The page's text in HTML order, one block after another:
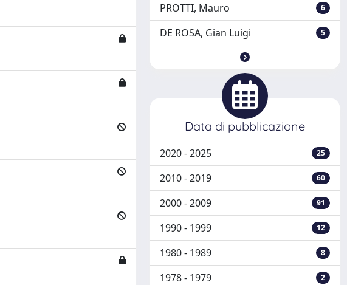
PROTTI, Mauro 6
DE ROSA, Gian Luigi 5
Data di pubblicazione
2020 - 2025 25
2010 - 2019 60
2000 - 2009 91
1990 - 1999 12
1980 - 1989 8
1978 - 1979 2